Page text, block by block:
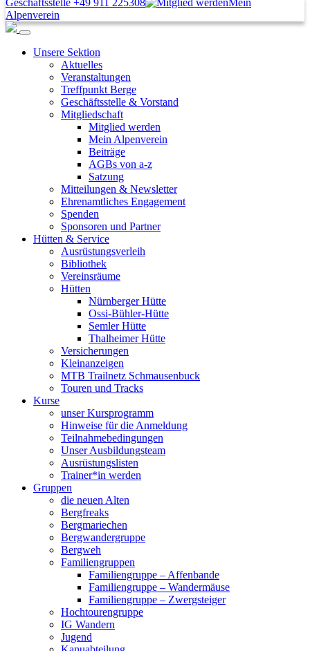
Geschäftsstelle +49 911 225308
Mein
Alpenverein
Unsere Sektion
Aktuelles
Veranstaltungen
Treffpunkt Berge
Geschäftsstelle & Vorstand
Mitgliedschaft
Mitglied werden
Mein Alpenverein
Beiträge
AGBs von a-z
Satzung
Mitteilungen & Newsletter
Ehrenamtliches Engagement
Spenden
Sponsoren und Partner
Hütten & Service
Ausrüstungsverleih
Bibliothek
Vereinsräume
Hütten
Nürnberger Hütte
Ossi-Bühler-Hütte
Semler Hütte
Thalheimer Hütte
Versicherungen
Kleinanzeigen
MTB Trailnetz Schmausenbuck
Touren und Tracks
Kurse
unser Kursprogramm
Hinweise für die Anmeldung
Teilnahmebedingungen
Unser Ausbildungsteam
Ausrüstungslisten
Trainer*in werden
Gruppen
die neuen Alten
Bergfreaks
Bergmariechen
Bergwandergruppe
Bergweh
Familiengruppen
Familiengruppe – Affenbande
Familiengruppe – Wandermäuse
Familiengruppe – Zwergsteiger
Hochtourengruppe
IG Wandern
Jugend